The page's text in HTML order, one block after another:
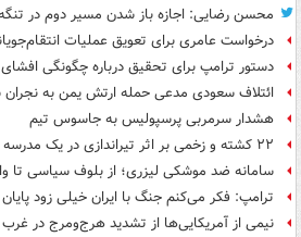
محسن رضایی: اجازه باز شدن مسیر دوم در تنگه
درخواست عامری برای تعویق عملیات
دستور ترامپ برای تحقیق درباره چگونگی
ائتلاف سعودی مدعی حمله ارتش یمن به
هشدار سرمربی پرسپولیس به جاسوس تیم
۲۲ کشته و زخمی بر اثر تیراندازی در یک مدرسه در تایلند+ فیلم
سامانه ضد موشکی لیزری؛ از بلوف سیاسی تا
ترامپ: فکر می‌کنم جنگ با ایران خیلی زود
نیمی از آمریکایی‌ها از تشدید هرج‌ومرج در